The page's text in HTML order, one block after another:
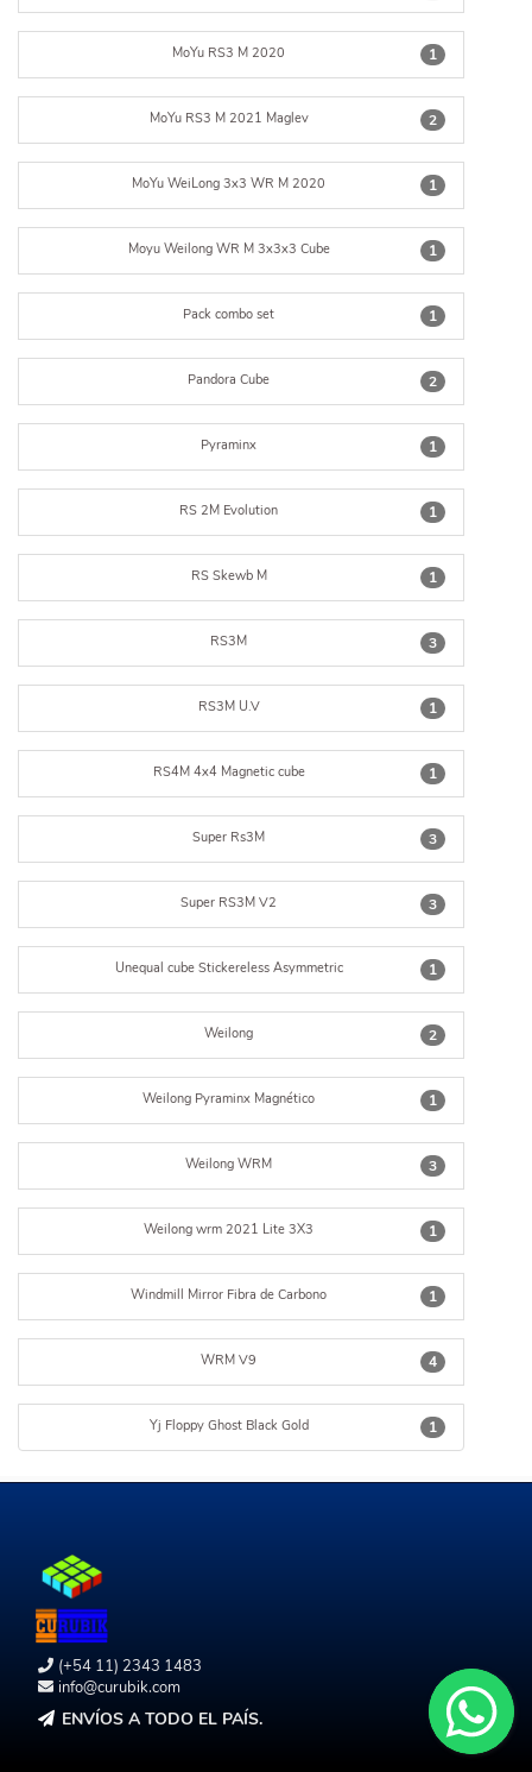
1
MoYu RS3 M 2020
2
MoYu RS3 M 2021 Maglev
1
MoYu WeiLong 3x3 WR M 2020
1
Moyu Weilong WR M 3x3x3 Cube
1
Pack combo set
2
Pandora Cube
1
Pyraminx
1
RS 2M Evolution
1
RS Skewb M
3
RS3M
1
RS3M U.V
1
RS4M 4x4 Magnetic cube
3
Super Rs3M
3
Super RS3M V2
1
Unequal cube Stickereless Asymmetric
2
Weilong
1
Weilong Pyraminx Magnético
3
Weilong WRM
1
Weilong wrm 2021 Lite 3X3
1
Windmill Mirror Fibra de Carbono
4
WRM V9
1
Yj Floppy Ghost Black Gold
(+54 11) 2343 1483
info@curubik.com
ENVÍOS A TODO EL PAÍS.